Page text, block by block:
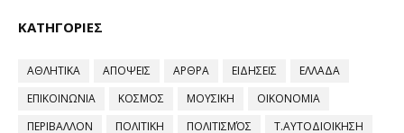
ΚΑΤΗΓΟΡΙΕΣ
ΑΘΛΗΤΙΚΑ ΑΠΟΨΕΙΣ ΑΡΘΡΑ ΕΙΔΗΣΕΙΣ
ΕΛΛΑΔΑ
ΕΠΙΚΟΙΝΩΝΙΑ
ΚΟΣΜΟΣ ΜΟΥΣΙΚΗ
ΟΙΚΟΝΟΜΙΑ
ΠΕΡΙΒΑΛΛΟΝ
ΠΟΛΙΤΙΚΗ ΠΟΛΙΤΙΣΜΌΣ
Τ.ΑΥΤΟΔΙΟΙΚΗΣΗ